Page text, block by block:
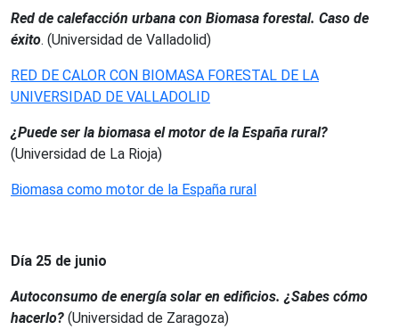
Red de calefacción urbana con Biomasa forestal. Caso de
éxito. (Universidad de Valladolid)
RED DE CALOR CON BIOMASA FORESTAL DE LA
UNIVERSIDAD DE VALLADOLID
¿Puede ser la biomasa el motor de la España rural?
(Universidad de La Rioja)
Biomasa como motor de la España rural
Día 25 de junio
Autoconsumo de energía solar en edificios. ¿Sabes cómo
hacerlo? (Universidad de Zaragoza)